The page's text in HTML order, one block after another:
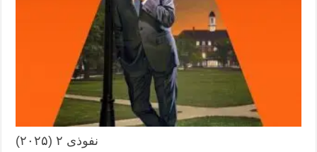
نفوذی ۲ (۲۰۲۵)